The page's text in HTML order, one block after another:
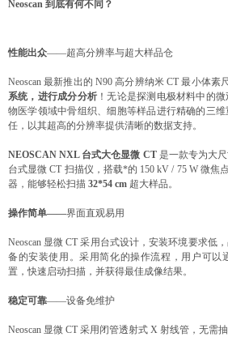
Neoscan 到底有何不同？
性能出众——超高分辨率与超大样品仓
Neoscan 最新推出的 N90 高分辨纳米 CT 最小体素
系统，进行成分分析 ！无论是探测电极材料中的
物医学领域中骨组织、细胞等样品进行精确的三
任，以其超高的分辨率提供清晰的数据支持。
NEOSCAN NXL 台式大仓显微 CT是一款专为大
台式显微 CT 扫描仪，搭载*的 150 kV / 75 W 微焦
器，能够轻松扫描 32*54 cm 超大样品。
操作简单——界面直观易用
Neoscan 显微 CT 采用台式设计，安装环境要求低
备的安装使用。采用简化的操作流程，用户可以
置，快速启动扫描，并获得最佳成像结果。
稳定可靠——设备免维护
Neoscan 显微 CT 采用闭管透射式 X 射线管，无需